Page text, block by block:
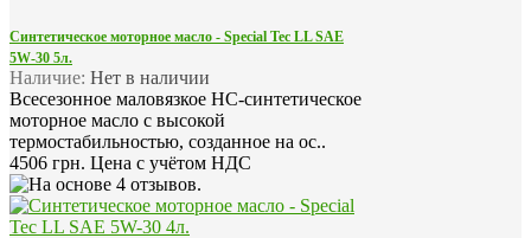
Синтетическое моторное масло - Special Tec LL SAE
5W-30 5л.
Наличие: Нет в наличии
Всесезонное маловязкое HC-синтетическое
моторное масло с высокой
термостабильностью, созданное на ос..
4506 грн. Цена с учётом НДС